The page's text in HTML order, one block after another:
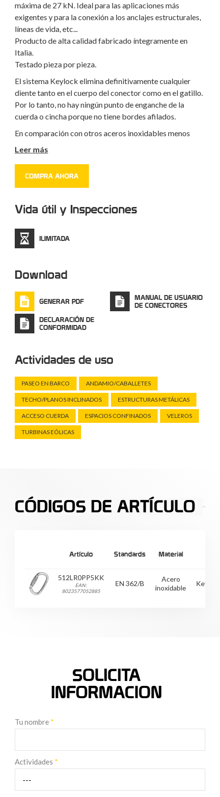
máxima de 27 kN. Ideal para las aplicaciones más
exigentes y para la conexión a los anclajes estructurales,
líneas de vida, etc...
Producto de alta calidad fabricado íntegramente en
Italia.
Testado pieza por pieza.
El sistema Keylock elimina definitivamente cualquier
diente tanto en el cuerpo del conector como en el gatillo.
Por lo tanto, no hay ningún punto de enganche de la
cuerda o cincha porque no tiene bordes afilados.
En comparación con otros aceros inoxidables menos
nobles, el acero AISI 316 se utiliza en ambientes
ambientes salinos, áreas con presencia de sustancias
en el mundo náutico pero también en la industria de
alimentos y química.
Leer más
COMPRA AHORA
Vida útil y Inspecciones
ILIMITADA
Download
GENERAR PDF
MANUAL DE USUARIO
DE CONECTORES
DECLARACIÓN DE
CONFORMIDAD
Actividades de uso
PASEO EN BARCO ANDAMIO/CABALLETES
TECHO/PLANOS INCLINADOS ESTRUCTURAS METÁLICAS
ACCESO CUERDA ESPACIOS CONFINADOS VELEROS
TURBINAS EÓLICAS
CÓDIGOS DE ARTÍCULO
Artículo Standards Material
512LR0PP5KK
EAN:
8023577052885
EN 362/B
Acero
inoxidable
Keylock
SOLICITA
INFORMACION
Tu nombre *
Actividades *